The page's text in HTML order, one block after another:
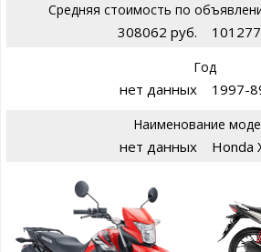
Средняя стоимость по
308062 руб.
Год
нет данных 1997-
Наименование
нет данных Honda